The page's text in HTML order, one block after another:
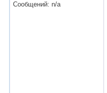
Сообщений: n/a